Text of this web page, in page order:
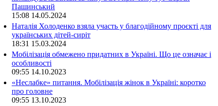
Пашинський
15:08 14.05.2024
Наталія Холоденко взяла участь у благодійному проєкті для
українських дітей-сиріт
18:31 15.03.2024
Мобілізація обмежено придатних в Україні. Що це означає і
особливості
09:55 14.10.2023
«Неслабке» питання. Мобілізація жінок в Україні: коротко
про головне
09:55 13.10.2023